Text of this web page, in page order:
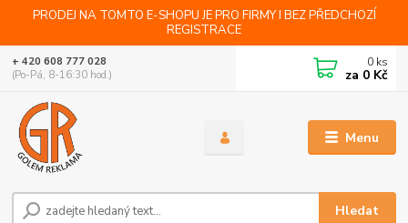
PRODEJ NA TOMTO E-SHOPU JE PRO FIRMY I BEZ PŘEDCHOZÍ
REGISTRACE
Menu
Hledat
+ 420 608 777 028
(Po-Pá, 8-16:30 hod.)
0 ks
za 0 Kč